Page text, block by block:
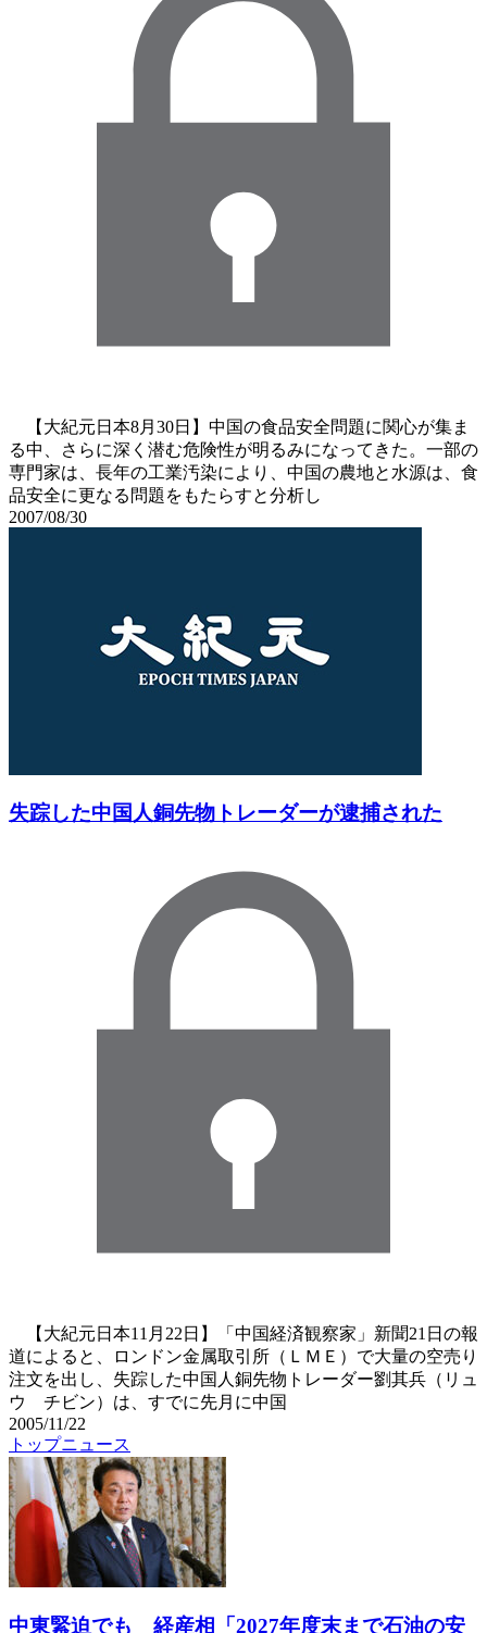
【大紀元日本8月30日】中国の食品安全問題に関心が集ま
る中、さらに深く潜む危険性が明るみになってきた。一部の
専門家は、長年の工業汚染により、中国の農地と水源は、食
品安全に更なる問題をもたらすと分析し
2007/08/30
失踪した中国人銅先物トレーダーが逮捕された
【大紀元日本11月22日】「中国経済観察家」新聞21日の報
道によると、ロンドン金属取引所（ＬＭＥ）で大量の空売り
注文を出し、失踪した中国人銅先物トレーダー劉其兵（リュ
ウ チビン）は、すでに先月に中国
2005/11/22
トップニュース
中東緊迫でも 経産相「2027年度末まで石油の安